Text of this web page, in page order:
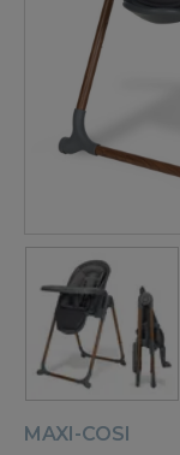
MAXI-COSI